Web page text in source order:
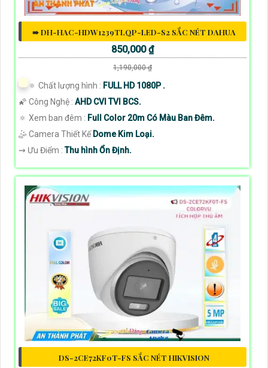
➠ DH-HAC-HDW1239TLQP-LED-S2 SẮC NÉT DAHUA
850,000 ₫
1,190,000 ₫
🔅 Chất lượng hình : FULL HD 1080P .
🌠 Công Nghệ : AHD CVI TVI BCS.
🔅 Xem ban đêm : Full Color 20m Có Màu Ban Đêm.
🤹 Camera Thiết Kế Dome Kim Loại.
️⇝ Ưu Điểm :Thu hình Ổn Định.
DS-2CE72KF0T-FS SẮC NÉT HIKVISION